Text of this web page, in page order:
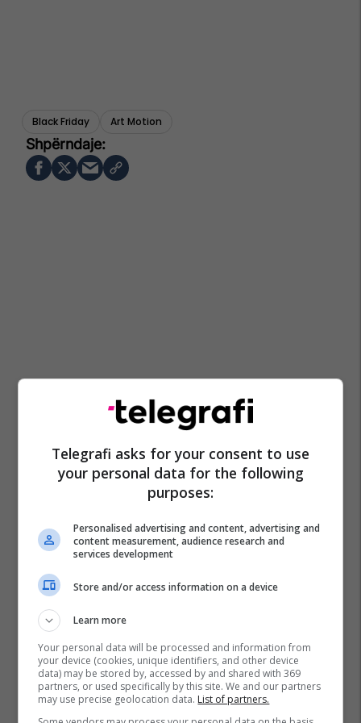
Black Friday Art Motion
Promo Reklamo këtu
Telegrafi asks for your consent to use
your personal data for the following
purposes:
Personalised advertising and content, advertising and
content measurement, audience research and
services development
Store and/or access information on a device
Learn more
Your personal data will be processed and information from
your device (cookies, unique identifiers, and other device
data) may be stored by, accessed by and shared with 369
partners, or used specifically by this site. We and our partners
may use precise geolocation data. List of partners.